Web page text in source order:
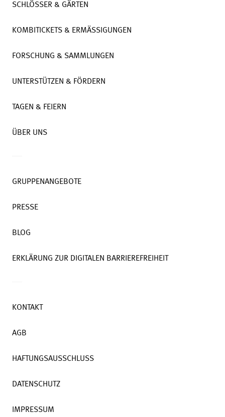
SCHLÖSSER & GÄRTEN
KOMBITICKETS & ERMÄSSIGUNGEN
FORSCHUNG & SAMMLUNGEN
UNTERSTÜTZEN & FÖRDERN
TAGEN & FEIERN
ÜBER UNS
GRUPPENANGEBOTE
PRESSE
BLOG
ERKLÄRUNG ZUR DIGITALEN BARRIEREFREIHEIT
KONTAKT
AGB
HAFTUNGSAUSSCHLUSS
DATENSCHUTZ
IMPRESSUM